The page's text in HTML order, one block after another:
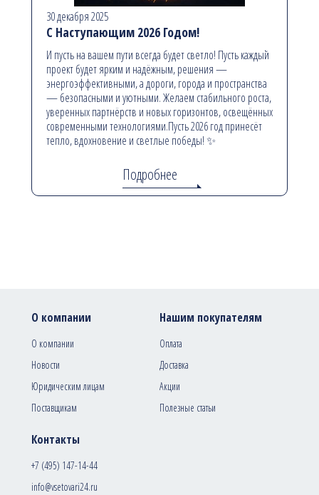
30 декабря 2025
С Наступающим 2026 Годом!
И пусть на вашем пути всегда будет светло! Пусть каждый
проект будет ярким и надёжным, решения —
энергоэффективными, а дороги, города и пространства
— безопасными и уютными. Желаем стабильного роста,
уверенных партнёрств и новых горизонтов, освещённых
современными технологиями.Пусть 2026 год принесёт
тепло, вдохновение и светлые победы! ✨
Подробнее
Контакты
+7 (495) 147-14-44
info@vsetovari24.ru
О компании
О компании
Новости
Юридическим лицам
Поставщикам
Нашим покупателям
Оплата
Доставка
Акции
Полезные статьи